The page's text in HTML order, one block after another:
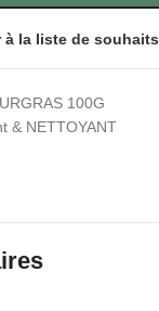
à la liste de souhaits
100G
& NETTOYANT